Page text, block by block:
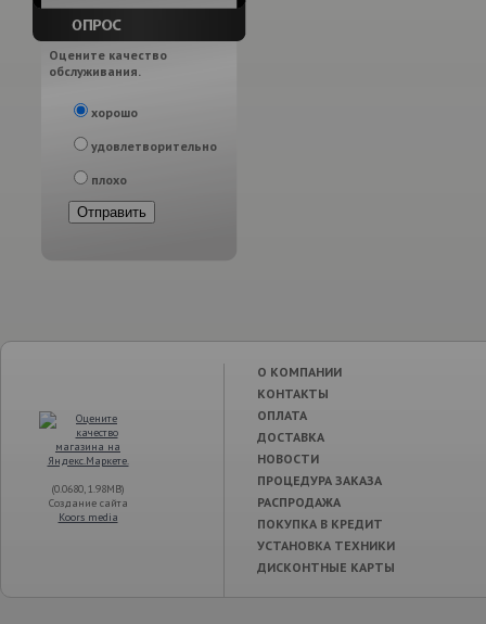
Оцените качество
обслуживания.
хорошо
удовлетворительно
плохо
(0.0680, 1.98MB)
Создание сайта
Koors media
О КОМПАНИИ
КОНТАКТЫ
ОПЛАТА
ДОСТАВКА
НОВОСТИ
ПРОЦЕДУРА ЗАКАЗА
РАСПРОДАЖА
ПОКУПКА В КРЕДИТ
УСТАНОВКА ТЕХНИКИ
ДИСКОНТНЫЕ КАРТЫ